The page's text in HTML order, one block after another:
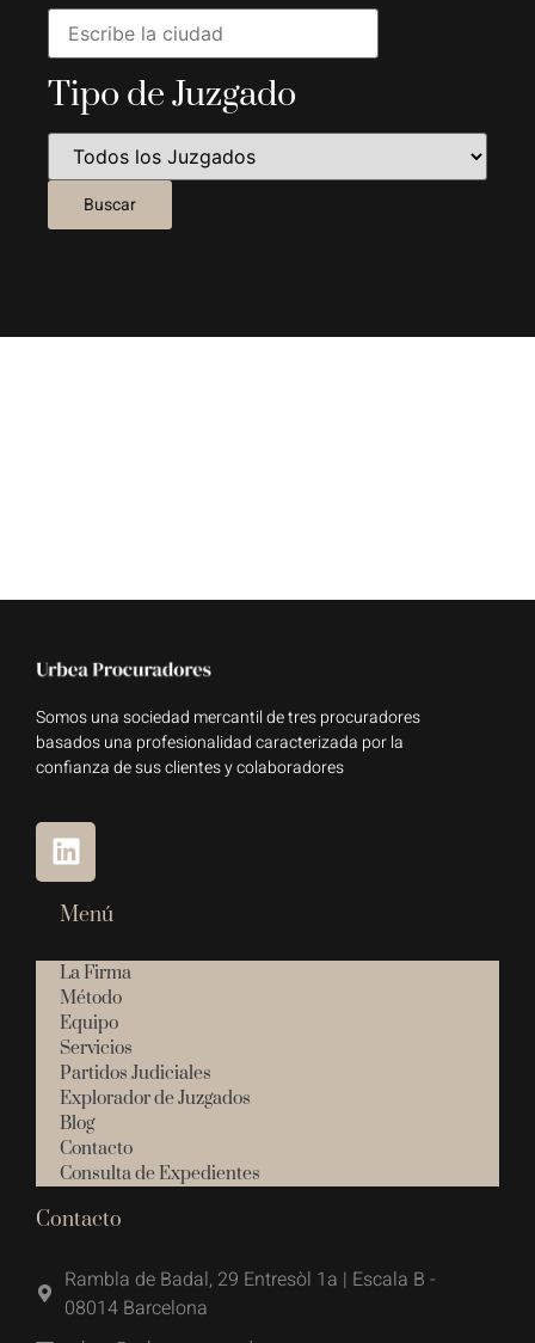
Tipo de Juzgado
Somos una sociedad mercantil de tres procuradores
basados una profesionalidad caracterizada por la
confianza de sus clientes y colaboradores
Menú
La Firma
Método
Equipo
Servicios
Partidos Judiciales
Explorador de Juzgados
Blog
Contacto
Consulta de Expedientes
Contacto
Rambla de Badal, 29 Entresòl 1a | Escala B -
08014 Barcelona